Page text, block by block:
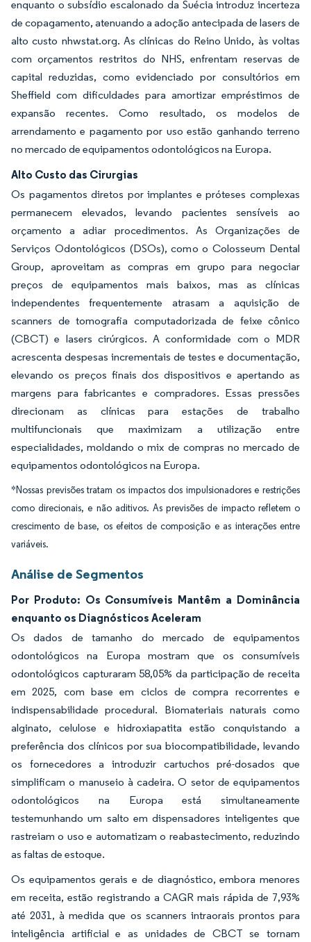
enquanto o subsídio escalonado da Suécia introduz incerteza
de copagamento, atenuando a adoção antecipada de lasers de
alto custo nhwstat.org. As clínicas do Reino Unido, às voltas
com orçamentos restritos do NHS, enfrentam reservas de
capital reduzidas, como evidenciado por consultórios em
Sheffield com dificuldades para amortizar empréstimos de
expansão recentes. Como resultado, os modelos de
arrendamento e pagamento por uso estão ganhando terreno
no mercado de equipamentos odontológicos na Europa.
Alto Custo das Cirurgias
Os pagamentos diretos por implantes e próteses complexas
permanecem elevados, levando pacientes sensíveis ao
orçamento a adiar procedimentos. As Organizações de
Serviços Odontológicos (DSOs), como o Colosseum Dental
Group, aproveitam as compras em grupo para negociar
preços de equipamentos mais baixos, mas as clínicas
independentes frequentemente atrasam a aquisição de
scanners de tomografia computadorizada de feixe cônico
(CBCT) e lasers cirúrgicos. A conformidade com o MDR
acrescenta despesas incrementais de testes e documentação,
elevando os preços finais dos dispositivos e apertando as
margens para fabricantes e compradores. Essas pressões
direcionam as clínicas para estações de trabalho
multifuncionais que maximizam a utilização entre
especialidades, moldando o mix de compras no mercado de
equipamentos odontológicos na Europa.
*Nossas previsões tratam os impactos dos impulsionadores e restrições
como direcionais, e não aditivos. As previsões de impacto refletem o
crescimento de base, os efeitos de composição e as interações entre
variáveis.
Análise de Segmentos
Por Produto: Os Consumíveis Mantêm a Dominância
enquanto os Diagnósticos Aceleram
Os dados de tamanho do mercado de equipamentos
odontológicos na Europa mostram que os consumíveis
odontológicos capturaram 58,05% da participação de receita
em 2025, com base em ciclos de compra recorrentes e
indispensabilidade procedural. Biomateriais naturais como
alginato, celulose e hidroxiapatita estão conquistando a
preferência dos clínicos por sua biocompatibilidade, levando
os fornecedores a introduzir cartuchos pré-dosados que
simplificam o manuseio à cadeira. O setor de equipamentos
odontológicos na Europa está simultaneamente
testemunhando um salto em dispensadores inteligentes que
rastreiam o uso e automatizam o reabastecimento, reduzindo
as faltas de estoque.
Os equipamentos gerais e de diagnóstico, embora menores
em receita, estão registrando a CAGR mais rápida de 7,93%
até 2031, à medida que os scanners intraorais prontos para
inteligência artificial e as unidades de CBCT se tornam